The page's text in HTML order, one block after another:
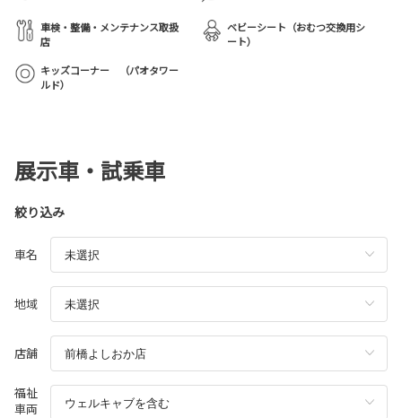
車検・整備・メンテナンス取扱
店
ベビーシート（おむつ交換用シ
ート）
キッズコーナー （パオタワー
ルド）
展示車・試乗車
絞り込み
車名
地域
店舗
福祉
車両